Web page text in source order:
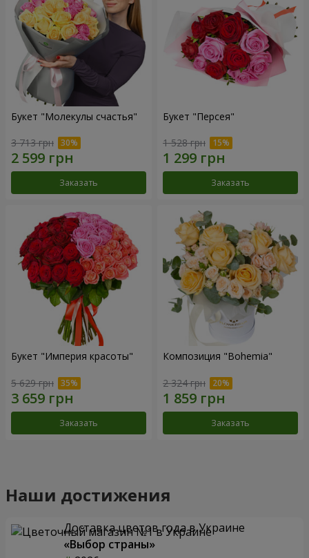
Букет "Молекулы счастья"
3 713 грн
Заказать
Букет "Персея"
1 528 грн
Заказать
Букет "Империя красоты"
5 629 грн
Заказать
Композиция "Bohemia"
2 324 грн
Заказать
Наши достижения
Доставка цветов года в Украине
«Выбор страны»